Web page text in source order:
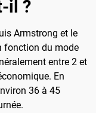
il ?
Armstrong et le
fonction du mode
entre 2 et
En
36 à 45